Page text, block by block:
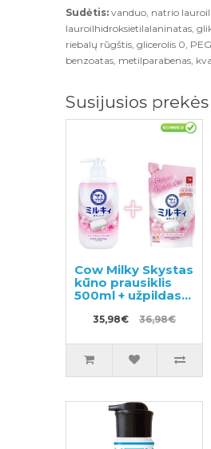
Sudėtis: vanduo, natrio
lauroilhidroksietilalaninatas,
riebalų rūgštis, glicerolis 0,
benzoatas, metilparabenas,
Susijusios prekės
Cow Milky Skystas
kūno prausiklis
500ml + užpildas
35,98€ 36,98€